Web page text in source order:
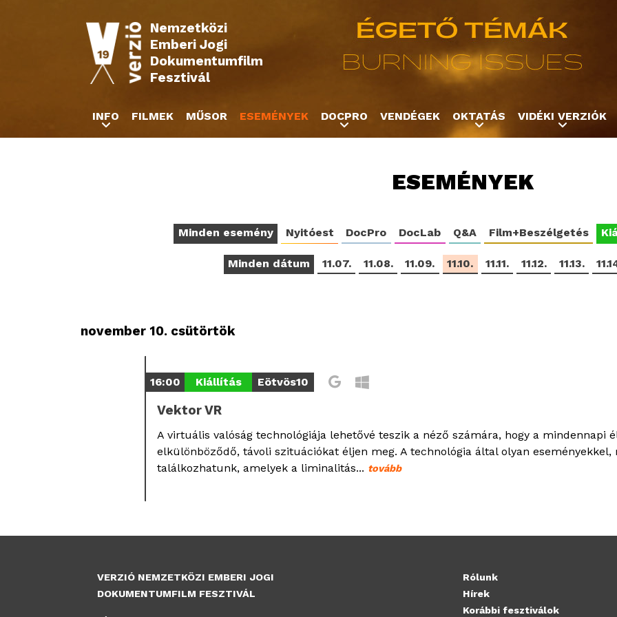
Nemzetközi
Emberi Jogi
Dokumentumfilm
Fesztivál
ESEMÉNYEK
Minden esemény Nyitóest DocPro DocLab Q&A Film+Beszélgetés
Minden dátum 11.07. 11.08. 11.09. 11.10. 11.11. 11.12. 11.13.
november 10. csütörtök
16:00 Kiállítás Eötvös10
Vektor VR
A virtuális valóság technológiája lehetővé teszik a néző számára, hogy a mindennapi
elkülönböződő, távoli szituációkat éljen meg. A technológia által olyan eseményekkel,
találkozhatunk, amelyek a liminalitás... tovább
INFO FILMEK MŰSOR ESEMÉNYEK DOCPRO VENDÉGEK OKTATÁS VIDÉKI VERZIÓK
VERZIÓ NEMZETKÖZI EMBERI JOGI
DOKUMENTUMFILM FESZTIVÁL
Rólunk
Hírek
Korábbi fesztiválok